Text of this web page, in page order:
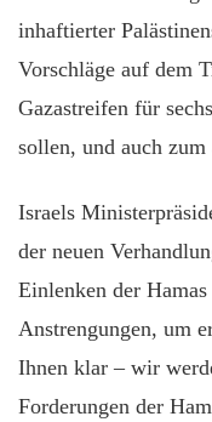
inhaftierter
Vorschläge auf dem
Gazastreifen für
sollen, und auch zum
Israels
der neuen
Einlenken der
Anstrengungen, um
Ihnen klar – wir
Forderungen der